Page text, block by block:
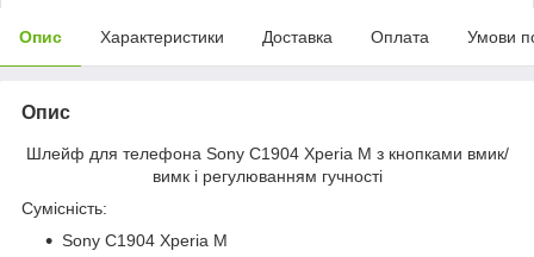
Опис Характеристики Доставка Оплата Умови
Опис
Шлейф для телефона Sony C1904 Xperia M з кнопками вмик/
вимк і регулюванням гучності
Сумісність:
Sony C1904 Xperia M